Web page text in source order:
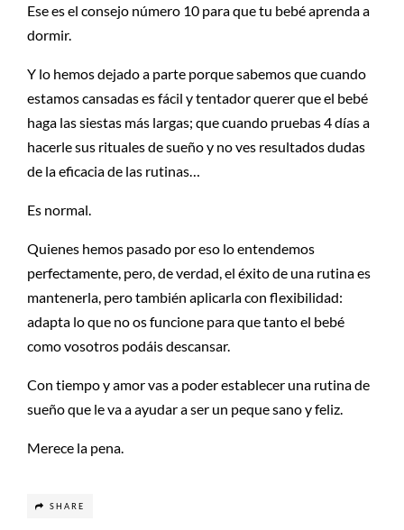
Ese es el consejo número 10 para que tu bebé aprenda a
dormir.
Y lo hemos dejado a parte porque sabemos que cuando
estamos cansadas es fácil y tentador querer que el bebé
haga las siestas más largas; que cuando pruebas 4 días a
hacerle sus rituales de sueño y no ves resultados dudas
de la eficacia de las rutinas…
Es normal.
Quienes hemos pasado por eso lo entendemos
perfectamente, pero, de verdad, el éxito de una rutina es
mantenerla, pero también aplicarla con flexibilidad:
adapta lo que no os funcione para que tanto el bebé
como vosotros podáis descansar.
Con tiempo y amor vas a poder establecer una rutina de
sueño que le va a ayudar a ser un peque sano y feliz.
Merece la pena.
SHARE